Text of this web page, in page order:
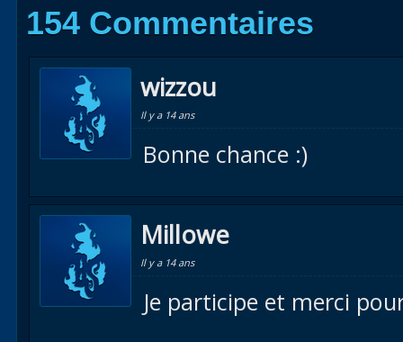
154 Commentaires
wizzou
Il y a 14 ans
Bonne chance :)
Millowe
Il y a 14 ans
Je participe et merci